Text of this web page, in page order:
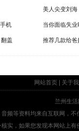
美人尖变刘
机 当你面临失
盖 推荐几款给
网站首页 关于
兰州生活
频等资料均来自互联网，
核实，如果您发现本网站上有